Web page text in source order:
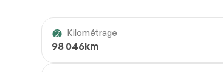
Kilométrage
98 046km